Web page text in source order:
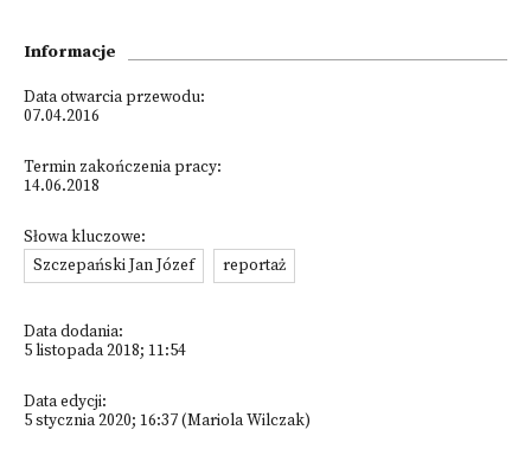
Informacje
Data otwarcia przewodu:
07.04.2016
Termin zakończenia pracy:
14.06.2018
Słowa kluczowe:
Szczepański Jan Józef
reportaż
Data dodania:
5 listopada 2018; 11:54
Data edycji:
5 stycznia 2020; 16:37 (Mariola Wilczak)